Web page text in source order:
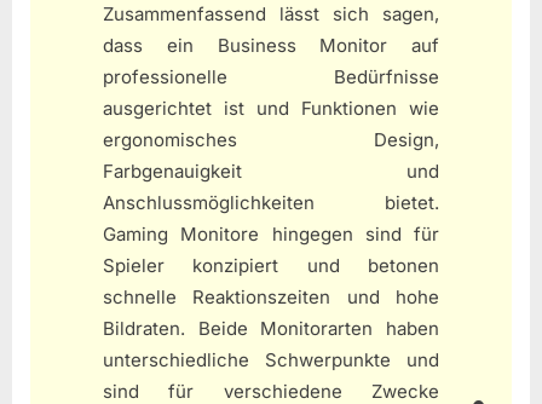
Zusammenfassend lässt sich sagen,
dass ein Business Monitor auf
professionelle Bedürfnisse
ausgerichtet ist und Funktionen wie
ergonomisches Design,
Farbgenauigkeit und
Anschlussmöglichkeiten bietet.
Gaming Monitore hingegen sind für
Spieler konzipiert und betonen
schnelle Reaktionszeiten und hohe
Bildraten. Beide Monitorarten haben
unterschiedliche Schwerpunkte und
sind für verschiedene Zwecke